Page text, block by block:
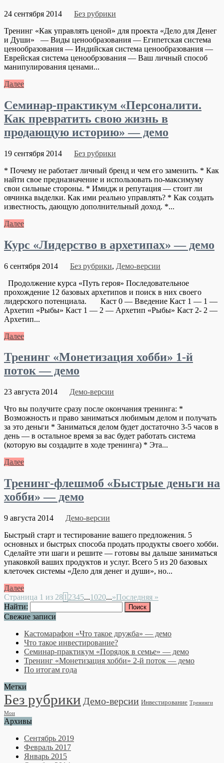
24 сентября 2014
Без рубрики
Тренинг «Как управлять ценой» для проекта «Дело для Денег
и Души» — Виды ценообразования — Египетская система
ценообразования — Индийская система ценообразования —
Еврейская система ценообрзования — Ваш личный способ
манипулирования ценами...
Далее
Семинар-практикум «Персоналити.
Как превратить свою жизнь в
продающую историю» — демо
19 сентября 2014
Без рубрики
* Почему не работает личный бренд и чем его заменить. * Как
найти свое предназначение и использовать по-максимуму
свои сильные стороны. * Имидж и репутация — стоит ли
овчинка выделки. Как ими реально управлять? * Как создать
известность, дающую дополнительный доход. *...
Далее
Курс «Лидерство в архетипах» — демо
6 сентября 2014 Без рубрики, Демо-версии
Продолжение курса «Путь героя» Последовательное
прохождение 12 базовых архетипов и поиск в них своего
лидерского потенциала. Каст 0 — Введение Каст 1 — 1 —
Архетип «Рыбы» Каст 1 — 2 — Архетип «Рыбы» Каст 2- 2 —
Архетип...
Далее
Тренинг «Монетизация хобби» 1-й
поток — демо
23 августа 2014
Демо-версии
Что вы получите сразу после окончания тренинга: *
Возможность и право заниматься любимым делом и получать
за это деньги * Заниматься делом будет достаточно 3-5 часов в
день — в остальное время за вас будет работать система
(которую вы создадите в ходе тренинга) * Эта...
Далее
Тренинг-флешмоб «Быстрые деньги на
хобби» — демо
9 августа 2014
Демо-версии
Быстрый старт и тестирование вашего предложения. 5
основных и быстрых способа продать продукты своего хобби.
Сделайте эти шаги и решите — готовы вы дальше заниматься
упаковкой ваших продуктов и услуг. Всего 5 из 20 базовых
клеточек системы «Дело для денег и души», но...
Далее
Страница 1 из 281 2345...1020...»Последняя »
Найти:
Свежие записи
Кастомарафон «Что такое дружба» — демо
Что такое инвестирование?
Семинар-практикум «Порядок в семье» — демо
Тренинг «Монетизация хобби» 2-й поток — демо
По итогам года
Метки
Без рубрики Демо-версии Инвестирование Тренинги
Мои
Архивы
Сентябрь 2019
Февраль 2017
Январь 2015